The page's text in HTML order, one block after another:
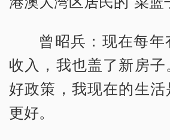
曾昭兵：现在每
收入，我也盖了新房
好政策，我现在的生
更好。